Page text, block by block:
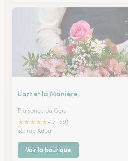
L’art et la Maniere
Plaisance du Gers
★★★★★4.7 (59)
32, rue Adour
Voir la boutique